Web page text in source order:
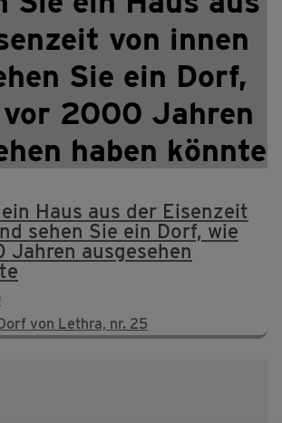
von innen
Sie ein Dorf,
vor 2000 Jahren
haben könnte
Haus aus der Eisenzeit
sehen Sie ein Dorf, wie
ausgesehen
von Lethra, nr. 25